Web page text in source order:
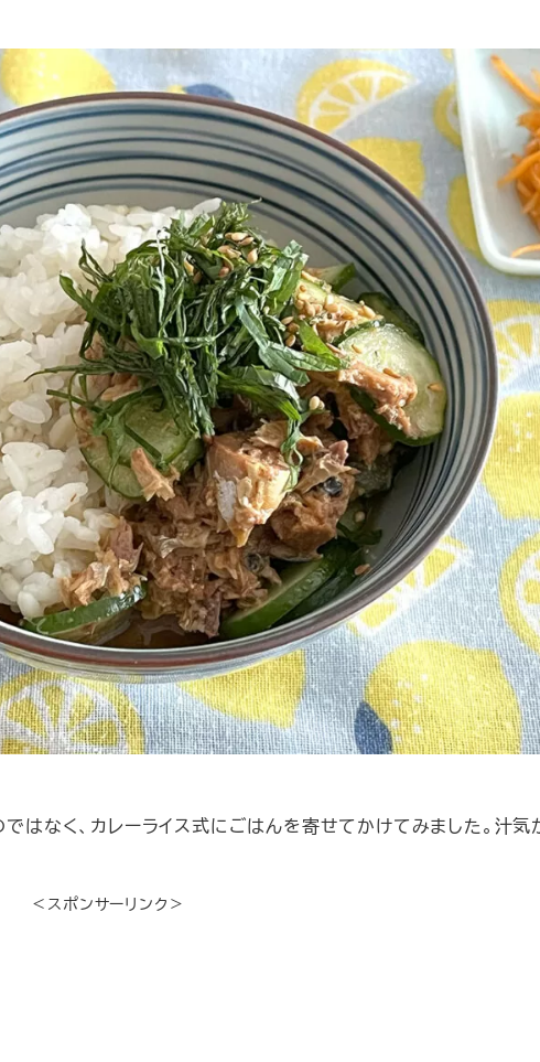
はなく、カレーライス式にごはんを寄せてかけてみました。汁気
＜スポンサーリンク＞